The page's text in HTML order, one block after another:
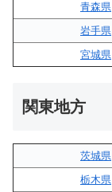
青森県
岩手県
宮城県
関東地方
茨城県
栃木県